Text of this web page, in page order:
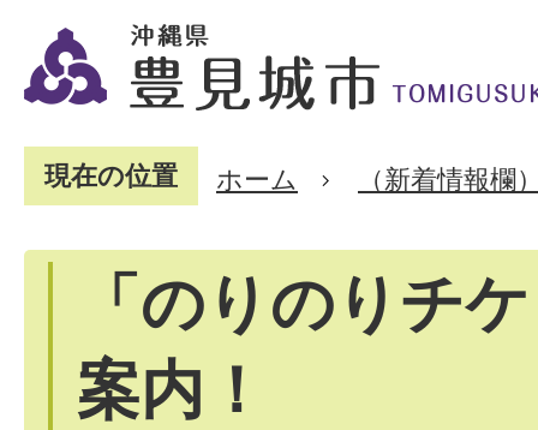
現在の位置 ホーム （新着情報欄
「のりのりチ
案内！